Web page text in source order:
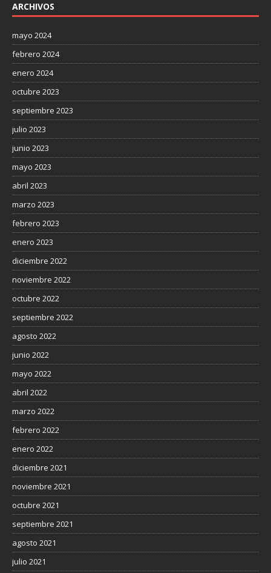
ARCHIVOS
mayo 2024
febrero 2024
enero 2024
octubre 2023
septiembre 2023
julio 2023
junio 2023
mayo 2023
abril 2023
marzo 2023
febrero 2023
enero 2023
diciembre 2022
noviembre 2022
octubre 2022
septiembre 2022
agosto 2022
junio 2022
mayo 2022
abril 2022
marzo 2022
febrero 2022
enero 2022
diciembre 2021
noviembre 2021
octubre 2021
septiembre 2021
agosto 2021
julio 2021